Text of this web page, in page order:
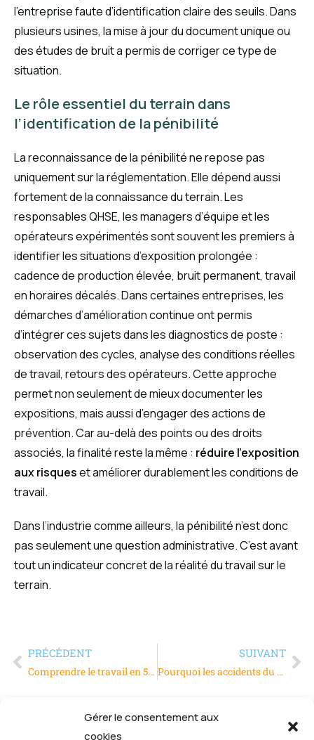
Gérer le consentement aux
cookies
l’entreprise faute d’identification claire des seuils. Dans
plusieurs usines, la mise à jour du document unique ou
des études de bruit a permis de corriger ce type de
situation.
Le rôle essentiel du terrain dans
l’identification de la pénibilité
La reconnaissance de la pénibilité ne repose pas
uniquement sur la réglementation. Elle dépend aussi
fortement de la connaissance du terrain. Les
responsables QHSE, les managers d’équipe et les
opérateurs expérimentés sont souvent les premiers à
identifier les situations d’exposition prolongée :
cadence de production élevée, bruit permanent, travail
en horaires décalés. Dans certaines entreprises, les
démarches d’amélioration continue ont permis
d’intégrer ces sujets dans les diagnostics de poste :
observation des cycles, analyse des conditions réelles
de travail, retours des opérateurs. Cette approche
permet non seulement de mieux documenter les
expositions, mais aussi d’engager des actions de
prévention. Car au-delà des points ou des droits
associés, la finalité reste la même : réduire l’exposition
aux risqueset améliorer durablement les conditions de
travail.
Dans l’industrie comme ailleurs, la pénibilité n’est donc
pas seulement une question administrative. C’est avant
tout un indicateur concret de la réalité du travail sur le
terrain.
PRÉCÉDENT
Comprendre le travail en 5×8 sans se tromper
SUIVANT
Pourquoi les accidents du travail surviennent-ils souvent en fin de poste ?